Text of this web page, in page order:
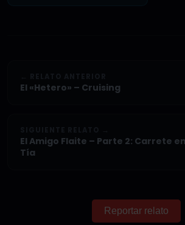
El «Hetero» – Cruising
El Amigo Flaite – Parte 2: Carrete
Tía
Reportar relato